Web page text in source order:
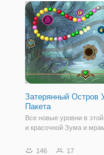
на военной зоне, где
Затерянный Остров
Пакета
Все новые уровни в
и красочной Зума и
цепочку и соедините 3
146 17